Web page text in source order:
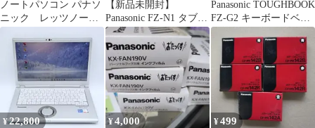
ノートパソコン パナソ
ニック レッツノート
CF-SX1、オフィス付き
設定不要！①
【新品未開封】
Panasonic FZ-N1 タブレ
ットコンピュータ
Panasonic TOUGHBOOK
FZ-G2 キーボードベー
ス
¥22,800 ¥4,000 ¥499